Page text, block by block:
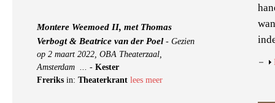
Montere Weemoed II, met Thomas
Verbogt & Beatrice van der Poel - Gezien
op 2 maart 2022, OBA Theaterzaal,
Amsterdam ... - Kester
Freriks in: Theaterkrant lees meer